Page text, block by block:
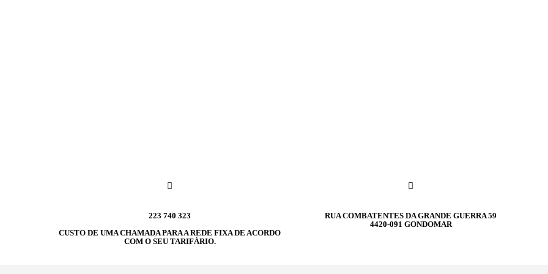
223 740 323
CUSTO DE UMA CHAMADA PARA A REDE FIXA DE ACORDO
COM O SEU TARIFÁRIO.
RUA COMBATENTES DA GRANDE GUERRA 59
4420-091 GONDOMAR